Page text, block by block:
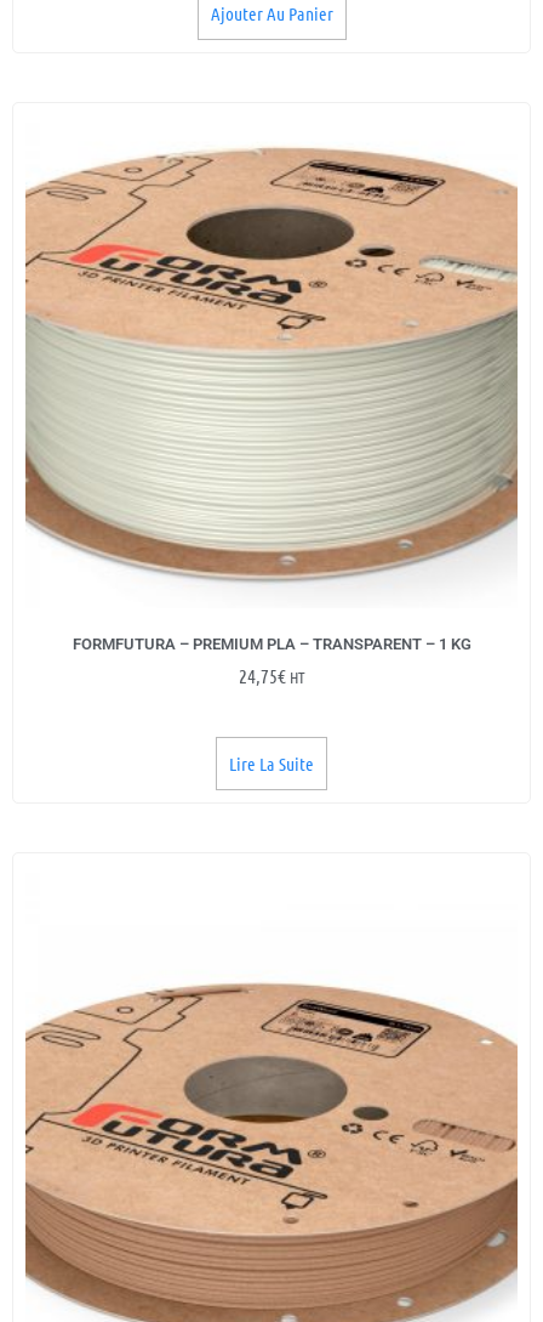
Ajouter Au Panier
FORMFUTURA – PREMIUM PLA – TRANSPARENT – 1 KG
24,75€ HT
Lire La Suite